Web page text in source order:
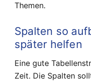
Themen.
Spalten so
später helfen
Eine gute
Zeit. Die Spalten